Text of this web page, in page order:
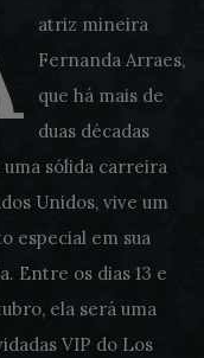
atriz mineira
Fernanda Arraes,
que há mais de
duas décadas
sólida carreira
Unidos, vive um
especial em sua
Entre os dias 13 e
ela será uma
VIP do Los